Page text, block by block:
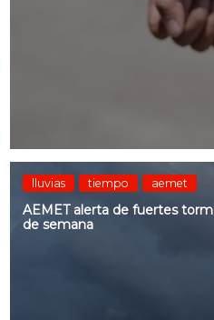
lluvias tiempo aemet
AEMET alerta de fuertes
de semana